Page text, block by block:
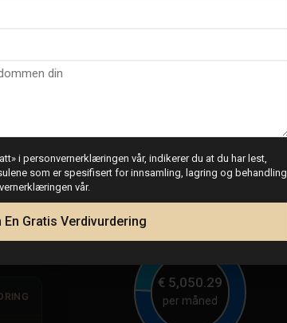
Lånekalkulator
€ 5,050.29
per måned
i personvernerklæringen vår, indikerer du at du har lest,
som er spesifisert for innsamling, lagring og behandling
vår.
En Gratis Verdivurdering